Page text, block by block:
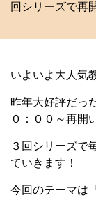
回シリーズで再
いよいよ大人気
昨年大好評だっ
０：００～再開
３回シリーズで
ていきます！
今回のテーマは